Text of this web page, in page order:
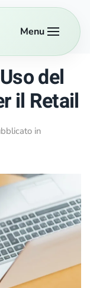
Menu
del
il Retail
in